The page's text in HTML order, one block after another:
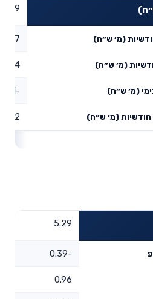
(מ׳ ש״ח) 0.37
(מ׳ ש״ח) 0.14
(מ׳ ש״ח) -0.01
(מ׳ ש״ח) 0.22
5.29
-0.39
0.96